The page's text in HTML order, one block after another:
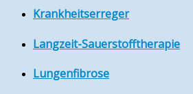
Krankheitserreger
Langzeit-Sauerstofftherapie
Lungenfibrose